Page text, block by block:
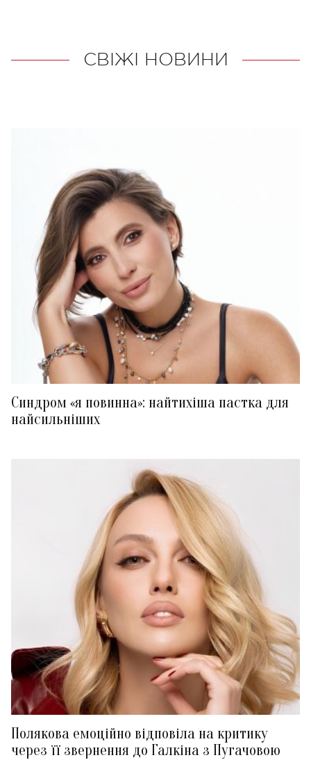
СВІЖІ НОВИНИ
Синдром «я повинна»: найтихіша пастка для
найсильніших
Полякова емоційно відповіла на критику
через її звернення до Галкіна з Пугачовою